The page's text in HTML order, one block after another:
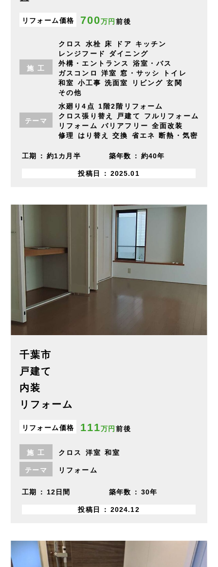
リフォーム価格 700万円 前後
施 工
クロス 水栓 床 ドア
キッチン
レンジフード
ダイニング
外構・エントランス
浴室・バス
ガスコンロ
洋室 窓・サッシ
トイレ
和室
小工事 洗面室 リビング 玄関
その他
テーマ
水廻り4点
1階2階リフォーム
クロス張り替え
戸建て
フルリフォーム
リフォーム
バリアフリー 全面改装
修理
はり替え 交換 省エネ 断熱・気密
工期 約1カ月半 築年数 約40年
投稿日 2025.01
千葉市
戸建て
内装
リフォーム
リフォーム価格 111万円 前後
施 工 クロス 洋室 和室
テーマ リフォーム
工期 12日間 築年数 30年
投稿日 2024.12